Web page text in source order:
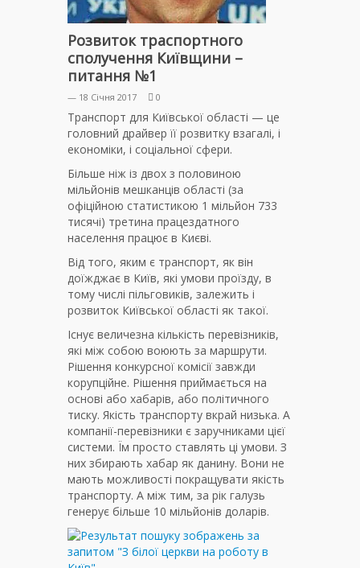
Розвиток траспортного
сполучення Київщини –
питання №1
— 18 Січня 2017 0
Транспорт для Київської області — це
головний драйвер її розвитку взагалі, і
економіки, і соціальної сфери.
Більше ніж із двох з половиною
мільйонів мешканців області (за
офіційною статистикою 1 мільйон 733
тисячі) третина працездатного
населення працює в Києві.
Від того, яким є транспорт, як він
доїжджає в Київ, які умови проїзду, в
тому числі пільговиків, залежить і
розвиток Київської області як такої.
Існує величезна кількість перевізників,
які між собою воюють за маршрути.
Рішення конкурсної комісії завжди
корупційне. Рішення приймається на
основі або хабарів, або політичного
тиску. Якість транспорту вкрай низька. А
компанії-перевізники є заручниками цієї
системи. Їм просто ставлять ці умови. З
них збирають хабар як данину. Вони не
мають можливості покращувати якість
транспорту. А між тим, за рік галузь
генерує більше 10 мільйонів доларів.